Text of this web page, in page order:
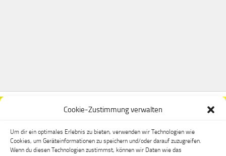
Cookie-Zustimmung verwalten
Um dir ein optimales Erlebnis zu bieten, verwenden wir Technologien wie
Cookies, um Geräteinformationen zu speichern und/oder darauf zuzugreifen.
Wenn du diesen Technologien zustimmst, können wir Daten wie das